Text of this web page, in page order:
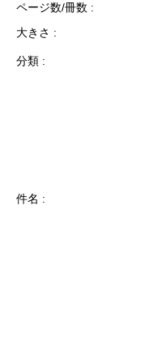
ページ数/冊数
大きさ
分類
件名